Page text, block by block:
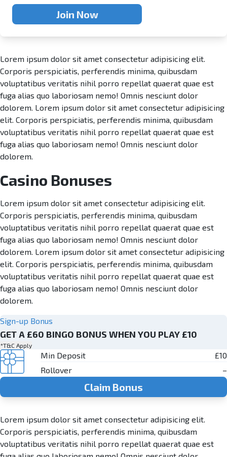
Join Now
Lorem ipsum dolor sit amet consectetur adipisicing elit.
Corporis perspiciatis, perferendis minima, quibusdam
voluptatibus veritatis nihil porro repellat quaerat quae est
fuga alias quo laboriosam nemo! Omnis nesciunt dolor
dolorem. Lorem ipsum dolor sit amet consectetur adipisicing
elit. Corporis perspiciatis, perferendis minima, quibusdam
voluptatibus veritatis nihil porro repellat quaerat quae est
fuga alias quo laboriosam nemo! Omnis nesciunt dolor
dolorem.
Casino Bonuses
Lorem ipsum dolor sit amet consectetur adipisicing elit.
Corporis perspiciatis, perferendis minima, quibusdam
voluptatibus veritatis nihil porro repellat quaerat quae est
fuga alias quo laboriosam nemo! Omnis nesciunt dolor
dolorem. Lorem ipsum dolor sit amet consectetur adipisicing
elit. Corporis perspiciatis, perferendis minima, quibusdam
voluptatibus veritatis nihil porro repellat quaerat quae est
fuga alias quo laboriosam nemo! Omnis nesciunt dolor
dolorem.
Sign-up Bonus
GET A £60 BINGO BONUS WHEN YOU PLAY £10
*T&C Apply
Min Deposit
£10
Rollover
–
Claim Bonus
Lorem ipsum dolor sit amet consectetur adipisicing elit.
Corporis perspiciatis, perferendis minima, quibusdam
voluptatibus veritatis nihil porro repellat quaerat quae est